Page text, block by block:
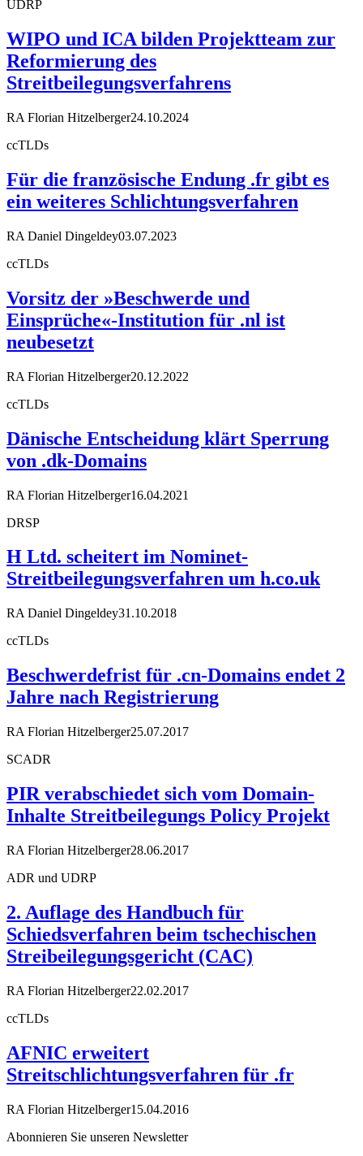
UDRP
WIPO und ICA bilden Projektteam zur
Reformierung des
Streitbeilegungsverfahrens
RA Florian Hitzelberger24.10.2024
ccTLDs
Für die französische Endung .fr gibt es
ein weiteres Schlichtungsverfahren
RA Daniel Dingeldey03.07.2023
ccTLDs
Vorsitz der »Beschwerde und
Einsprüche«-Institution für .nl ist
neubesetzt
RA Florian Hitzelberger20.12.2022
ccTLDs
Dänische Entscheidung klärt Sperrung
von .dk-Domains
RA Florian Hitzelberger16.04.2021
DRSP
H Ltd. scheitert im Nominet-
Streitbeilegungsverfahren um h.co.uk
RA Daniel Dingeldey31.10.2018
ccTLDs
Beschwerdefrist für .cn-Domains endet 2
Jahre nach Registrierung
RA Florian Hitzelberger25.07.2017
SCADR
PIR verabschiedet sich vom Domain-
Inhalte Streitbeilegungs Policy Projekt
RA Florian Hitzelberger28.06.2017
ADR und UDRP
2. Auflage des Handbuch für
Schiedsverfahren beim tschechischen
Streibeilegungsgericht (CAC)
RA Florian Hitzelberger22.02.2017
ccTLDs
AFNIC erweitert
Streitschlichtungsverfahren für .fr
RA Florian Hitzelberger15.04.2016
Abonnieren Sie unseren Newsletter